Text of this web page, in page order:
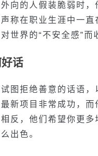
向的人假装脆弱时
称在职业生涯中一
世界的“不安全感”而
话
图拒绝善意的话语
新项目非常成功，
反，他们希望你更多
出色。